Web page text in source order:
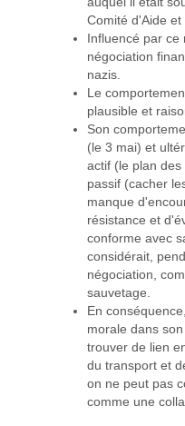
Comité d'Aide et
Influencé par ce
négociation
nazis.
Le
plausible et
Son
(le 3 mai) et
actif (le plan
passif (cacher
manque
résistance et
conforme avec
considérait,
négociation,
sauvetage.
En
morale dans
trouver de lien
du transport et
on ne peut pas
comme une